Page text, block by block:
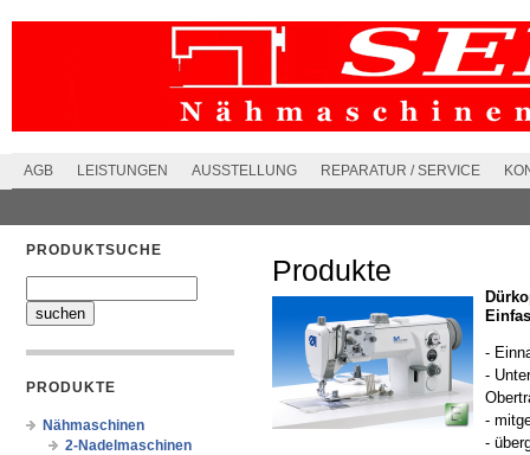
AGB LEISTUNGEN AUSSTELLUNG REPARATUR / SERVICE
PRODUKTSUCHE
PRODUKTE
Nähmaschinen
2-Nadelmaschinen
Produkte
-
-
-
-